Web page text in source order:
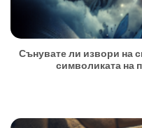
Сънувате ли извори на
символиката на